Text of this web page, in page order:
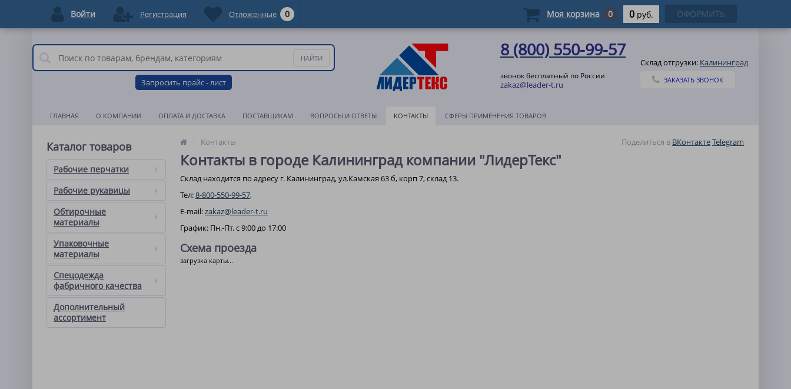
Запросить прайс - лист
8 (800) 550-99-57
звонок бесплатный по России
zakaz@leader-t.ru
Склад отгрузки: Калининград
ЗАКАЗАТЬ ЗВОНОК
ГЛАВНАЯ О КОМПАНИИ ОПЛАТА И ДОСТАВКА ПОСТАВЩИКАМ ВОПРОСЫ И ОТВЕТЫ КОНТАКТЫ СФЕРЫ ПРИМЕНЕНИЯ ТОВАРОВ
Каталог товаров
Рабочие перчатки
Рабочие рукавицы
Обтирочные
материалы
Упаковочные
материалы
Спецодежда
фабричного качества
Дополнительный
ассортимент
Контакты Поделиться в ВКонтактеTelegram
Контакты в городе Калининград компании "ЛидерТекс"
Склад находится по адресу г. Калининград, ул.Камская 63 б, корп 7, склад 13.
Тел:8-800-550-99-57,
E-mail:zakaz@leader-t.ru
График: Пн.-Пт. с 9:00 до 17:00
Схема проезда
загрузка карты...
Войти Регистрация Отложенные 0 Моя корзина 0 0 руб. ОФОРМИТЬ